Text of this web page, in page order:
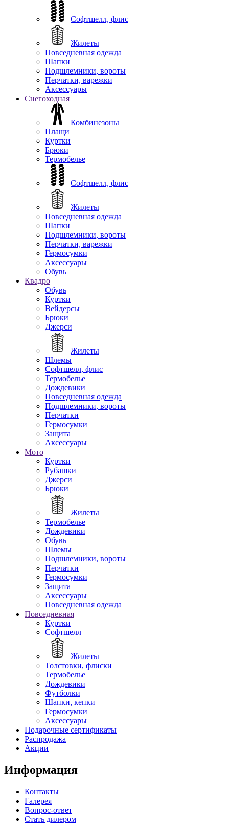
Софтшелл, флис
Жилеты
Повседневная одежда
Шапки
Подшлемники, вороты
Перчатки, варежки
Аксессуары
Снегоходная
Комбинезоны
Плащи
Куртки
Брюки
Термобелье
Софтшелл, флис
Жилеты
Повседневная одежда
Шапки
Подшлемники, вороты
Перчатки, варежки
Гермосумки
Аксессуары
Обувь
Квадро
Обувь
Куртки
Вейдерсы
Брюки
Джерси
Жилеты
Шлемы
Софтшелл, флис
Термобелье
Дождевики
Повседневная одежда
Подшлемники, вороты
Перчатки
Гермосумки
Защита
Аксессуары
Мото
Куртки
Рубашки
Джерси
Брюки
Жилеты
Термобелье
Дождевики
Обувь
Шлемы
Подшлемники, вороты
Перчатки
Гермосумки
Защита
Аксессуары
Повседневная одежда
Повседневная
Куртки
Софтшелл
Жилеты
Толстовки, флиски
Термобелье
Дождевики
Футболки
Шапки, кепки
Гермосумки
Аксессуары
Подарочные сертификаты
Распродажа
Акции
Информация
Контакты
Галерея
Вопрос-ответ
Стать дилером